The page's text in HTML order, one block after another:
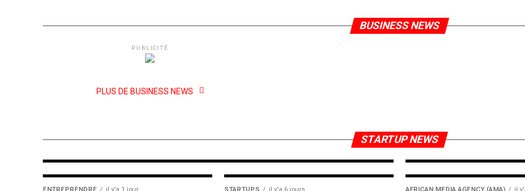
en faveur du Sénégal. Les financements cibleront notammentBUSINESS NEWS
PUBLICITÉ
PLUS DE BUSINESS NEWS
STARTUP NEWS
ENTREPRENDRE il y'a 1 jour
d’affaires en six ans futurs